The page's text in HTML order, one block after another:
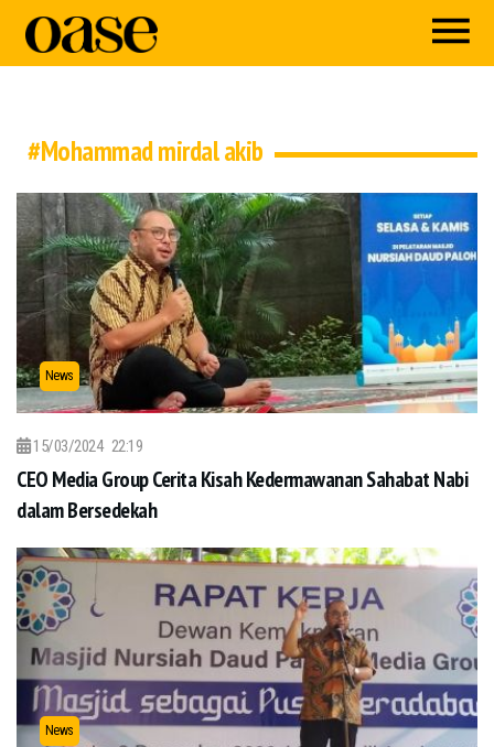
#Mohammad mirdal akib
News
15/03/2024 22:19
CEO Media Group Cerita Kisah Kedermawanan Sahabat Nabi
dalam Bersedekah
News